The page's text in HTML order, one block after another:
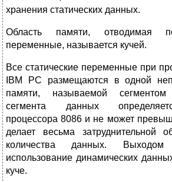
хранения статических данных.
Область памяти, отводимая
переменные, называется кучей.
Все статические переменные при
IBM PC размещаются в одной
памяти, называемой
сегмента данных
процессора 8086 и не может
делает весьма затруднительной
количества данных.
использование динамических
куче.